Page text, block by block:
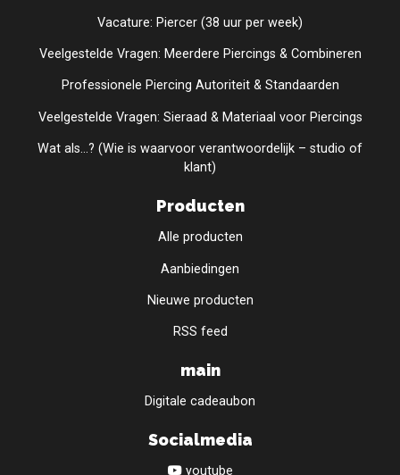
Vacature: Piercer (38 uur per week)
Veelgestelde Vragen: Meerdere Piercings & Combineren
Professionele Piercing Autoriteit & Standaarden
Veelgestelde Vragen: Sieraad & Materiaal voor Piercings
Wat als...? (Wie is waarvoor verantwoordelijk – studio of
klant)
Producten
Alle producten
Aanbiedingen
Nieuwe producten
RSS feed
main
Digitale cadeaubon
Socialmedia
youtube